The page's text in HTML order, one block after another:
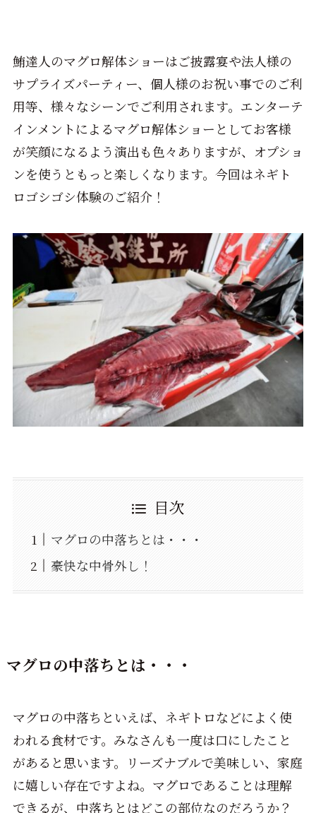
鮪達人のマグロ解体ショーはご披露宴や法人様の
サプライズパーティー、個人様のお祝い事でのご利
用等、様々なシーンでご利用されます。エンターテ
インメントによるマグロ解体ショーとしてお客様
が笑顔になるよう演出も色々ありますが、オプショ
ンを使うともっと楽しくなります。今回はネギト
ロゴシゴシ体験のご紹介！
目次
マグロの中落ちとは・・・
豪快な中骨外し！
マグロの中落ちとは・・・
マグロの中落ちといえば、ネギトロなどによく使
われる食材です。みなさんも一度は口にしたこと
があると思います。リーズナブルで美味しい、家庭
に嬉しい存在ですよね。マグロであることは理解
できるが、中落ちとはどこの部位なのだろうか？